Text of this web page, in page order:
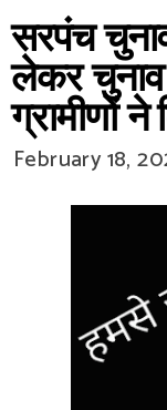
सरपंच
लेकर
ग्रामीणों
February 18,